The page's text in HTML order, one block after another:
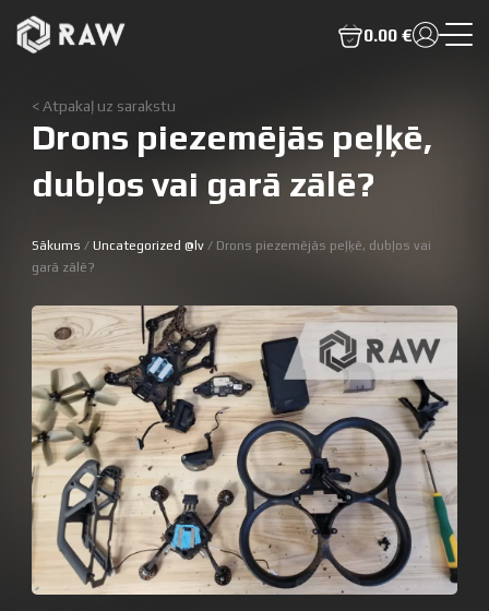
0.00 €
Drons piezemējās peļķē,
dubļos vai garā zālē?
< Atpakaļ uz sarakstu
Sākums /Uncategorized @lv / Drons piezemējās peļķē, dubļos vai
garā zālē?